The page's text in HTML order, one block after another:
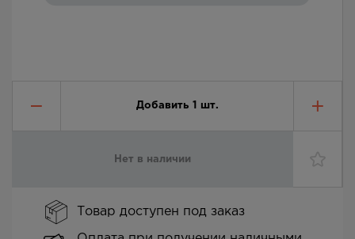
Добавить 1 шт.
Нет в наличии
Товар доступен под заказ